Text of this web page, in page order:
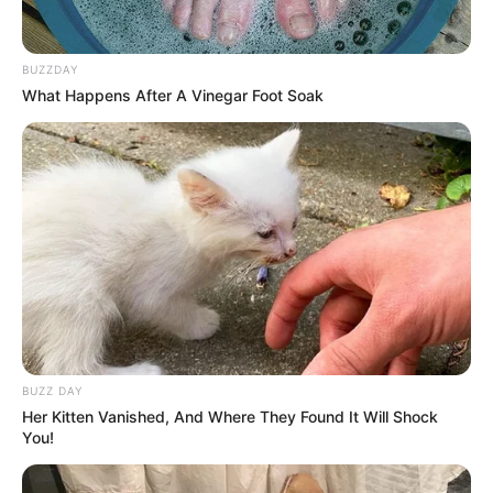
Baca juga:Beda Kera dan Monyet, Bisa Dilihat dari Bentuk
Ekor dan Lengannya
Daftar isi
Tari Ratoh Jaroe diciptakan oleh Yusri Saleh ketika
mulai merantau ke Jakarta pada tahun 2ooo-an
BUZZDAY
What Happens After A Vinegar Foot Soak
BUZZ DAY
Her Kitten Vanished, And Where They Found It Will Shock
You!